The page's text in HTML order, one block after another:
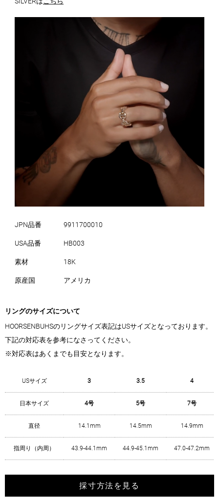
JPN品番 9911700010
USA品番 HB003
素材 18K
原産国 アメリカ
リングのサイズについて
HOORSENBUHSのリングサイズ表記はUSサイズとなっております。
下記の対応表を参考になさってください。
※対応表はあくまでも目安となります。
USサイズ 3 3.5 4
日本サイズ 4号 5号 7号
直径 14.1mm 14.5mm 14.9mm
指周り（内周） 43.9-44.1mm 44.9-45.1mm 47.0-47.2mm
採寸方法を見る